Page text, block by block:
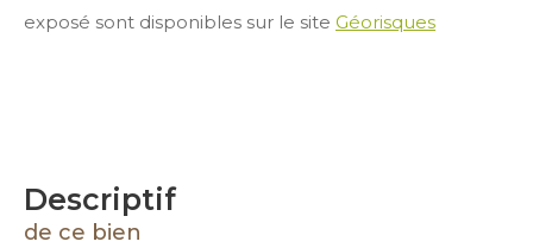
exposé sont disponibles sur le site Géorisques
descriptif
de ce bien